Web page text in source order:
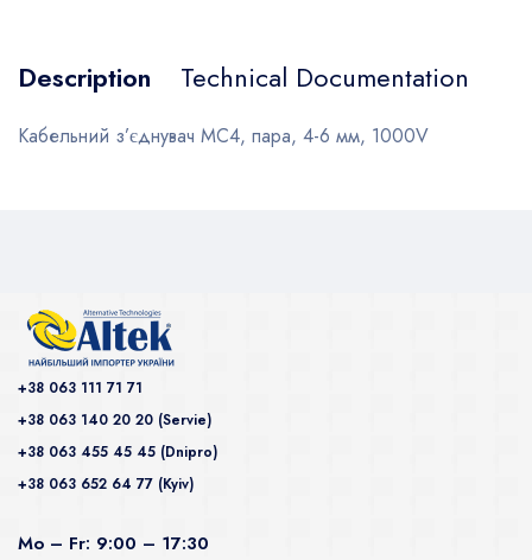
Description Technical Documentation
Кабельний з’єднувач МС4, пара, 4-6 мм, 1000V
+38 063 111 71 71
+38 063 140 20 20 (Servie)
+38 063 455 45 45 (Dnipro)
+38 063 652 64 77 (Kyiv)
Mo – Fr: 9:00 – 17:30